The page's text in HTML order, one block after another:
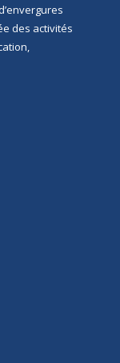
des activités